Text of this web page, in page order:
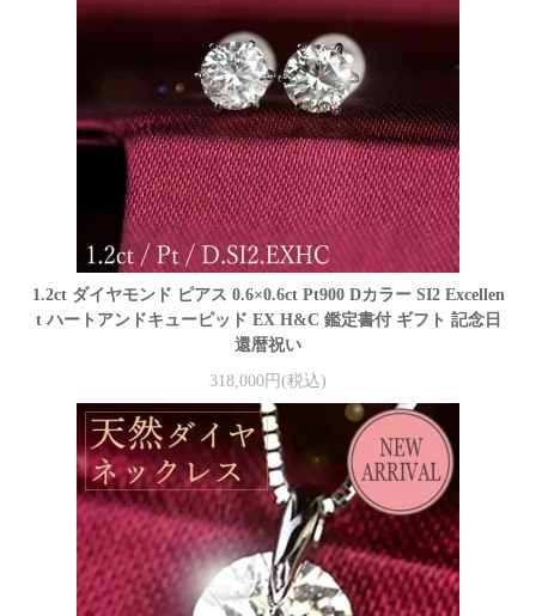
1.2ct ダイヤモンド ピアス 0.6×0.6ct Pt900 Dカラー SI2 Excellen
t ハートアンドキューピッド EX H&C 鑑定書付 ギフト 記念日
還暦祝い
318,000円(税込)